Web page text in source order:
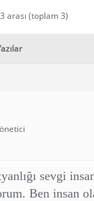
arası (toplam 3)
sevgi
Ben insan